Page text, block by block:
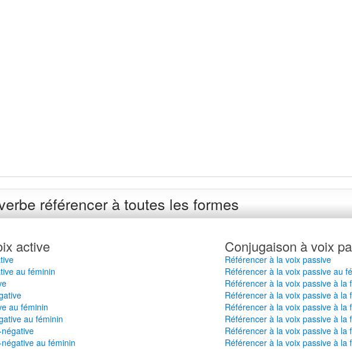
référencer à toutes les formes
active
au féminin
au féminin
au féminin
au féminin
Conjugaison à voix
Référencer à la voix passive
Référencer à la voix passive au
Référencer à la voix passive à la
Référencer à la voix passive à la
Référencer à la voix passive à la
Référencer à la voix passive à
Référencer à la voix passive à la
Référencer à la voix passive à